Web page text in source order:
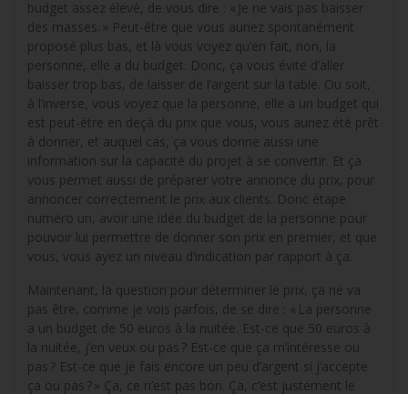
budget assez élevé, de vous dire : « Je ne vais pas baisser
des masses. » Peut-être que vous auriez spontanément
proposé plus bas, et là vous voyez qu’en fait, non, la
personne, elle a du budget. Donc, ça vous évite d’aller
baisser trop bas, de laisser de l’argent sur la table. Ou soit,
à l’inverse, vous voyez que la personne, elle a un budget qui
est peut-être en deçà du prix que vous, vous auriez été prêt
à donner, et auquel cas, ça vous donne aussi une
information sur la capacité du projet à se convertir. Et ça
vous permet aussi de préparer votre annonce du prix, pour
annoncer correctement le prix aux clients. Donc étape
numéro un, avoir une idée du budget de la personne pour
pouvoir lui permettre de donner son prix en premier, et que
vous, vous ayez un niveau d’indication par rapport à ça.
Maintenant, la question pour déterminer le prix, ça ne va
pas être, comme je vois parfois, de se dire : « La personne
a un budget de 50 euros à la nuitée. Est-ce que 50 euros à
la nuitée, j’en veux ou pas ? Est-ce que ça m’intéresse ou
pas ? Est-ce que je fais encore un peu d’argent si j’accepte
ça ou pas ? » Ça, ce n’est pas bon. Ça, c’est justement le